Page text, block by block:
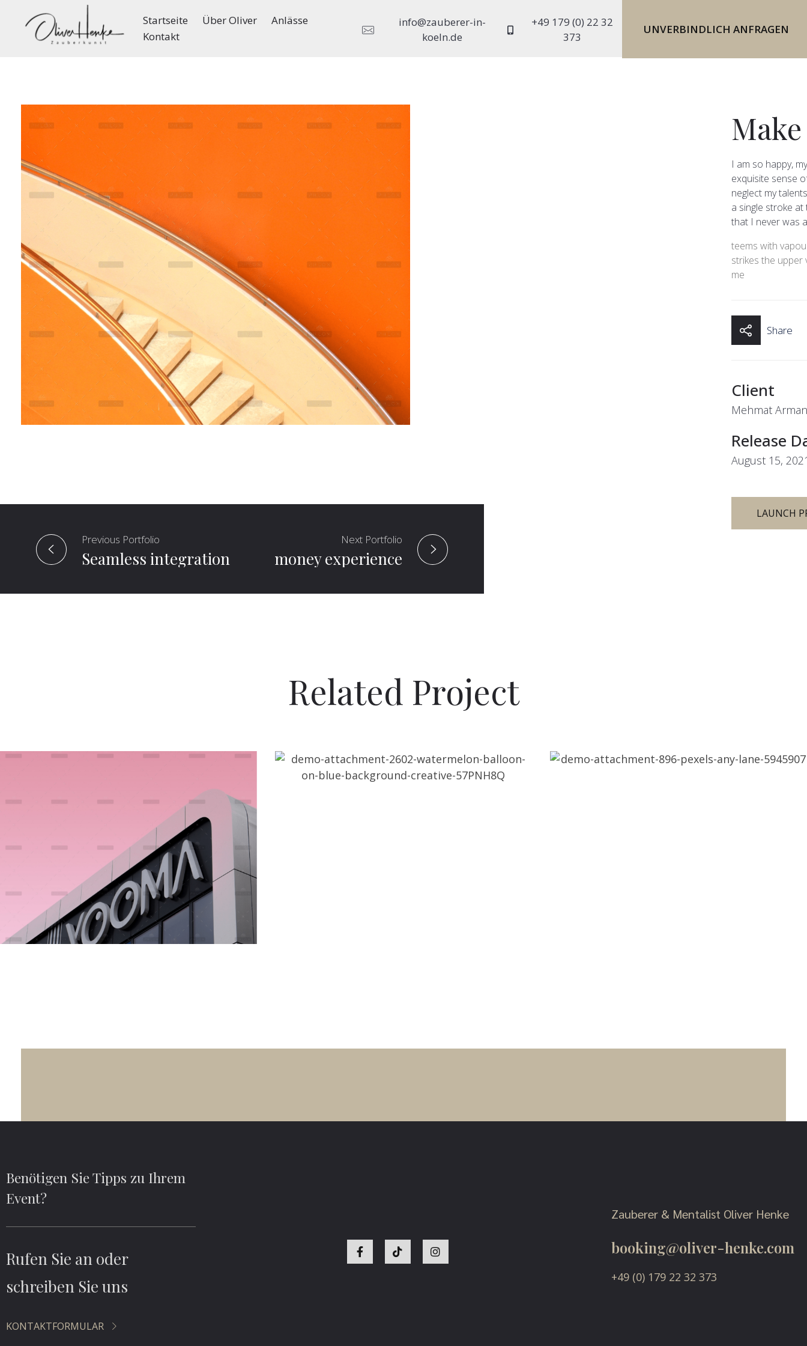
Startseite Über Oliver
Anlässe
Kontakt
info@zauberer-in-
koeln.de
+49 179 (0) 22 32
373
UNVERBINDLICH ANFRAGEN
I am so happy,
exquisite sense
neglect my
a single stroke
that I never was
teems with
strikes the upper
me
Share
Client
Mehmat
Release
August 15,
LAUNCH
Previous Portfolio
Seamless integration
Next Portfolio
money experience
Related Project
Money Experience
Branding Marketing
Benötigen Sie Tipps zu Ihrem
Event?
Rufen Sie an oder
schreiben Sie uns
KONTAKTFORMULAR
Zauberer & Mentalist Oliver Henke
booking@oliver-henke.com
+49 (0) 179 22 32 373